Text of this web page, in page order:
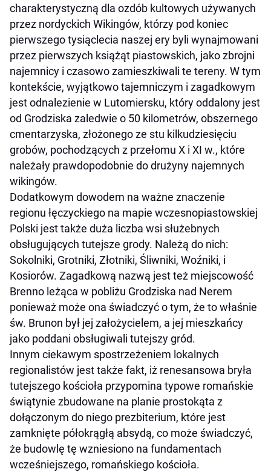
charakterystyczną dla ozdób kultowych używanych
przez nordyckich Wikingów, którzy pod koniec
pierwszego tysiąclecia naszej ery byli wynajmowani
przez pierwszych książąt piastowskich, jako zbrojni
najemnicy i czasowo zamieszkiwali te tereny. W tym
kontekście, wyjątkowo tajemniczym i zagadkowym
jest odnalezienie w Lutomiersku, który oddalony jest
od Grodziska zaledwie o 50 kilometrów, obszernego
cmentarzyska, złożonego ze stu kilkudziesięciu
grobów, pochodzących z przełomu X i XI w., które
należały prawdopodobnie do drużyny najemnych
wikingów.
Dodatkowym dowodem na ważne znaczenie
regionu łęczyckiego na mapie wczesnopiastowskiej
Polski jest także duża liczba wsi służebnych
obsługujących tutejsze grody. Należą do nich:
Sokolniki, Grotniki, Złotniki, Śliwniki, Woźniki, i
Kosiorów. Zagadkową nazwą jest też miejscowość
Brenno leżąca w pobliżu Grodziska nad Nerem
ponieważ może ona świadczyć o tym, że to właśnie
św. Brunon był jej założycielem, a jej mieszkańcy
jako poddani obsługiwali tutejszy gród.
Innym ciekawym spostrzeżeniem lokalnych
regionalistów jest także fakt, iż renesansowa bryła
tutejszego kościoła przypomina typowe romańskie
świątynie zbudowane na planie prostokąta z
dołączonym do niego prezbiterium, które jest
zamknięte półokrągłą absydą, co może świadczyć,
że budowlę tę wzniesiono na fundamentach
wcześniejszego, romańskiego kościoła.